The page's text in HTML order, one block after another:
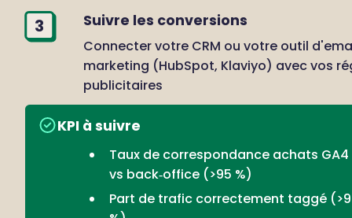
3 Suivre les conversions
Connecter votre CRM ou votre outil
marketing (HubSpot, Klaviyo) avec vos
publicitaires
KPI à suivre
Taux de correspondance achats GA4
vs back‑office (>95 %)
Part de trafic correctement taggé